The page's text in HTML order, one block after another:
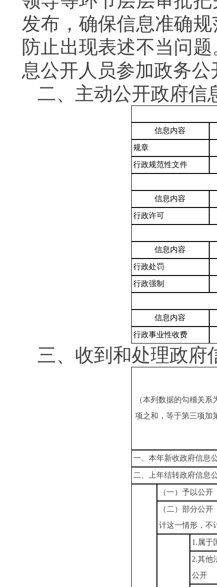
发布，确保信息准确
防止出现表述不当问
息公开人员参加政务
二、主动公开政府信
信息内容
规章
行政规范性文件
信息内容
行政许可
信息内容
行政处罚
行政强制
信息内容
行政事业性收费
三、收到和处理政府
（本列数据的勾稽关系
项之和，等于第三项加
一、本年新收政府信息
二、上年结转政府信息
（一）予以公开
（二）部分公
计这一情形，不
1.属于
2.其他
公开